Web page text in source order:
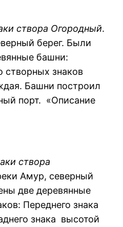
створа Огородный.
берег. Были
башни:
створных знаков
Башни построил
порт. «Описание
створа
Амур, северный
две деревянные
Переднего знака
знака высотой